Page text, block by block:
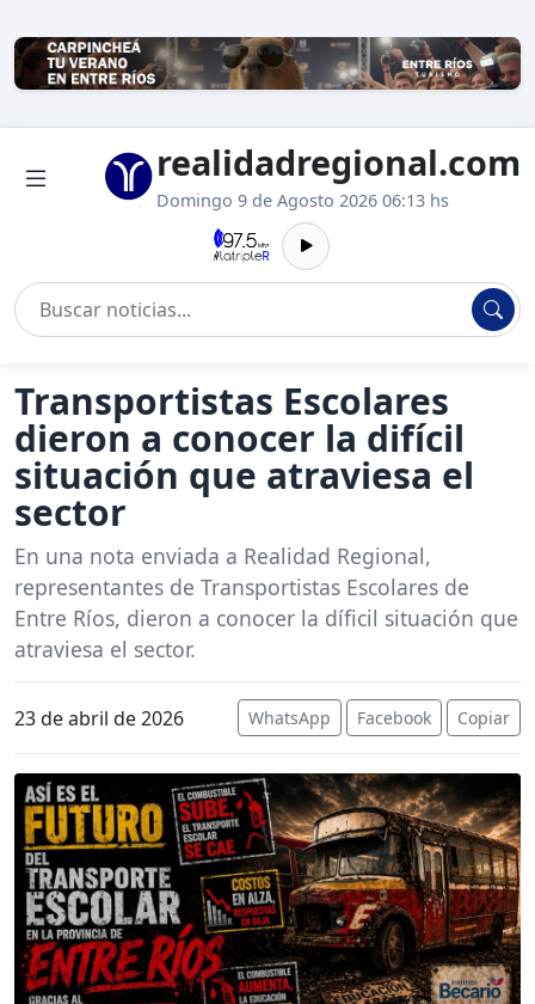
realidadregional.com
Domingo 9 de Agosto 2026 06:13 hs
Transportistas Escolares
dieron a conocer la difícil
situación que atraviesa el
sector
En una nota enviada a Realidad Regional,
representantes de Transportistas Escolares de
Entre Ríos, dieron a conocer la díficil situación que
atraviesa el sector.
23 de abril de 2026 WhatsApp Facebook Copiar